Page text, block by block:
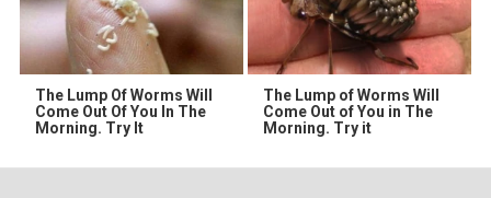
The Lump Of Worms Will
Come Out Of You In The
Morning. Try It
The Lump of Worms Will
Come Out of You in The
Morning. Try it